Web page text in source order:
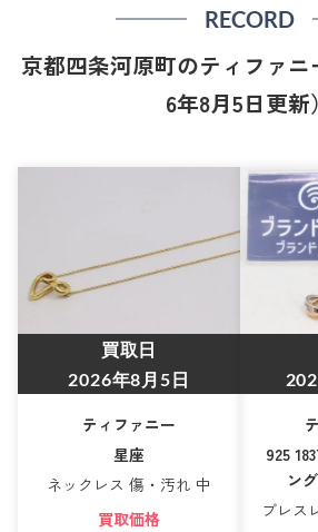
RECORD
京都四条河原町のティファニ
6年8月5日更新）
買取日
2026年8月5日
ティファニー
星座
ネックレス 傷・汚れ 中
買取価格
925
ン
ブレス